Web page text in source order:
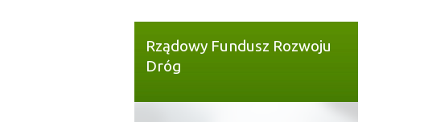
Rządowy Fundusz Rozwoju
Dróg